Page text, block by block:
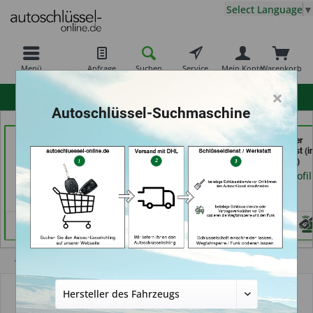
Menü Anfrage Suchen Service Warenkorb
Mein Konto
Select Language ▼
Krefeld)
Händlerprofil
Autohaus Patz GmbH
(in Rot am See)
Händlerprofil
Calenberger
Schlüssedienst
Hannover)
Händlerprofil
Autoschlüssel ohne Funk
×
Autoschlüssel-Suchmaschine